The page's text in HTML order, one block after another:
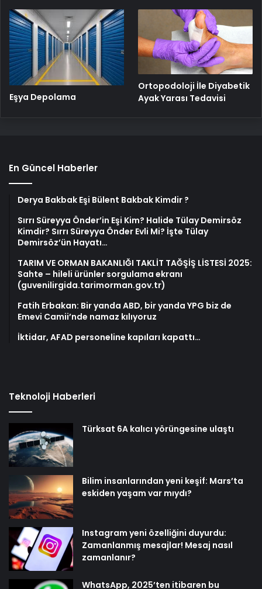
Eşya Depolama
Ortopodoloji İle Diyabetik
Ayak Yarası Tedavisi
En Güncel Haberler
Derya Bakbak Eşi Bülent Bakbak Kimdir ?
Sırrı Süreyya Önder’in Eşi Kim? Halide Tülay Demirsöz
Kimdir? Sırrı Süreyya Önder Evli Mi? İşte Tülay
Demirsöz’ün Hayatı…
TARIM VE ORMAN BAKANLIĞI TAKLİT TAĞŞİŞ LİSTESİ 2025:
Sahte – hileli ürünler sorgulama ekranı
(guvenilirgida.tarimorman.gov.tr)
Fatih Erbakan: Bir yanda ABD, bir yanda YPG biz de
Emevi Camii’nde namaz kılıyoruz
İktidar, AFAD personeline kapıları kapattı…
Teknoloji Haberleri
Türksat 6A kalıcı yörüngesine ulaştı
Bilim insanlarından yeni keşif: Mars’ta
eskiden yaşam var mıydı?
Instagram yeni özelliğini duyurdu:
Zamanlanmış mesajlar! Mesaj nasıl
zamanlanır?
WhatsApp, 2025’ten itibaren bu